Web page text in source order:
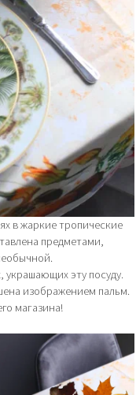
в жаркие тропические
предметами,
эту посуду.
изображением пальм.
магазина!